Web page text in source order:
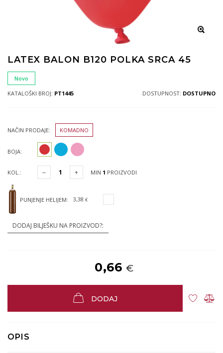
LATEX BALON B120 POLKA SRCA 45
Novo
KATALOŠKI BROJ: PT1445 DOSTUPNOST: DOSTUPNO
NAČIN PRODAJE: KOMADNO
BOJA:
KOL.: MIN 1 PROIZVODI
PUNJENJE HELIJEM: 3,38 €
DODAJ BILJEŠKU NA PROIZVOD?:
0,66 €
DODAJ
OPIS